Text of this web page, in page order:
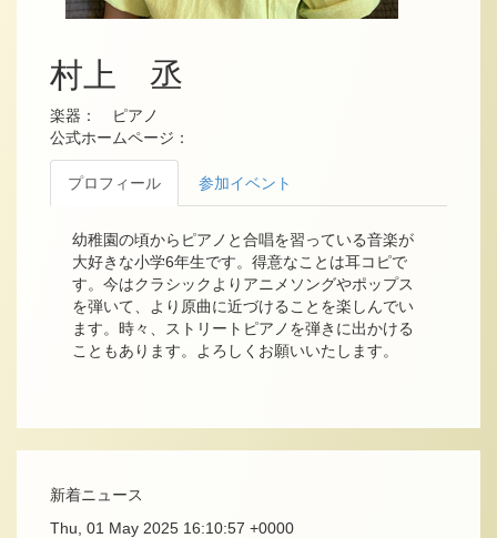
村上 丞
楽器： ピアノ
公式ホームページ：
プロフィール 参加イベント
幼稚園の頃からピアノと合唱を習っている音楽が
大好きな小学6年生です。得意なことは耳コピで
す。今はクラシックよりアニメソングやポップス
を弾いて、より原曲に近づけることを楽しんでい
ます。時々、ストリートピアノを弾きに出かける
こともあります。よろしくお願いいたします。
新着ニュース
Thu, 01 May 2025 16:10:57 +0000